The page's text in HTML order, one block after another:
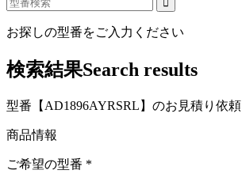
お探しの型番をご入力ください
検索結果Search results
型番【AD1896AYRSRL】のお見積り依頼
商品情報
ご希望の型番 *